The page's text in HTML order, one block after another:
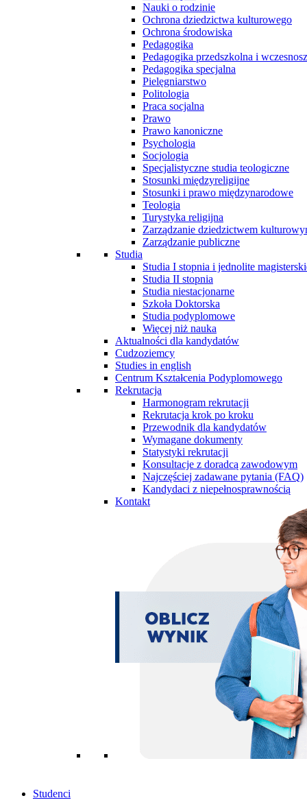
Nauki o rodzinie
Ochrona dziedzictwa kulturowego
Ochrona środowiska
Pedagogika
Pedagogika przedszkolna i
Pedagogika specjalna
Pielęgniarstwo
Politologia
Praca socjalna
Prawo
Prawo kanoniczne
Psychologia
Socjologia
Specjalistyczne studia teologiczne
Stosunki międzyreligijne
Stosunki i prawo międzynarodowe
Teologia
Turystyka religijna
Zarządzanie dziedzictwem
Zarządzanie publiczne
Studia
Studia I stopnia i jednolite
Studia II stopnia
Studia niestacjonarne
Szkoła Doktorska
Studia podyplomowe
Więcej niż nauka
Aktualności dla kandydatów
Cudzoziemcy
Studies in english
Centrum Kształcenia Podyplomowego
Rekrutacja
Harmonogram rekrutacji
Rekrutacja krok po kroku
Przewodnik dla kandydatów
Wymagane dokumenty
Statystyki rekrutacji
Konsultacje z doradcą zawodowym
Najczęściej zadawane pytania (FAQ)
Kandydaci z niepełnosprawnością
Kontakt
Studenci